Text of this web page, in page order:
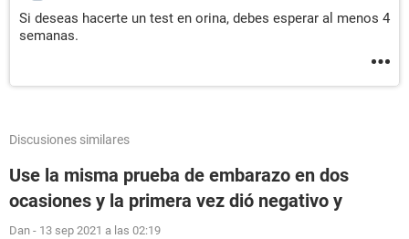
Si deseas hacerte un test en orina, debes esperar al menos 4
semanas.
Discusiones similares
Use la misma prueba de embarazo en dos
ocasiones y la primera vez dió negativo y
Dan - 13 sep 2021 a las 02:19